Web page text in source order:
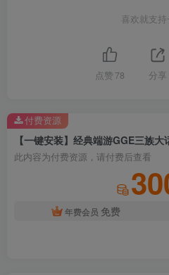
喜欢就支
点赞 78 分享
此内容为付费资源，请付费后查看
年费会员 免费
付费资源